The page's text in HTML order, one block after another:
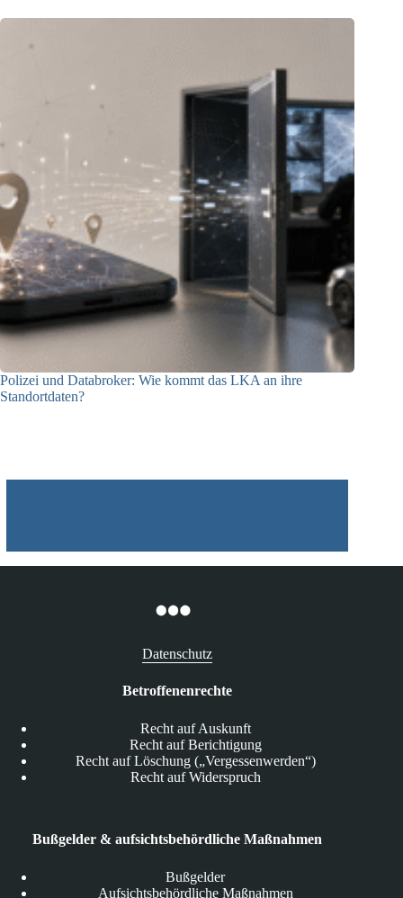
Polizei und Databroker: Wie kommt das LKA an ihre
Standortdaten?
Datenschutz
Betroffenenrechte
Recht auf Auskunft
Recht auf Berichtigung
Recht auf Löschung („Vergessenwerden“)
Recht auf Widerspruch
Bußgelder & aufsichtsbehördliche Maßnahmen
Bußgelder
Aufsichtsbehördliche Maßnahmen